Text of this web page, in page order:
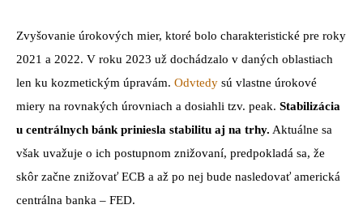
Zvyšovanie úrokových mier, ktoré bolo charakteristické pre roky
2021 a 2022. V roku 2023 už dochádzalo v daných oblastiach
len ku kozmetickým úpravám. Odvtedy sú vlastne úrokové
miery na rovnakých úrovniach a dosiahli tzv. peak. Stabilizácia
u centrálnych bánk priniesla stabilitu aj na trhy. Aktuálne sa
však uvažuje o ich postupnom znižovaní, predpokladá sa, že
skôr začne znižovať ECB a až po nej bude nasledovať americká
centrálna banka – FED.